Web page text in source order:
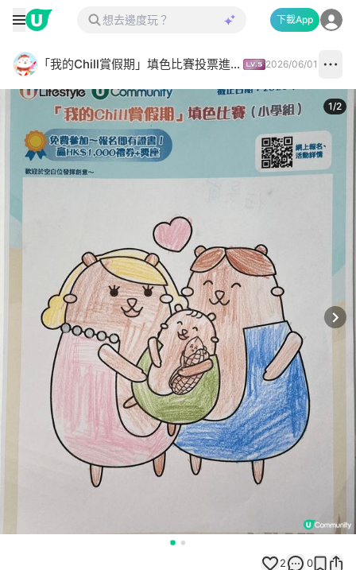
下載App
「我的Chill賞假期」填色比賽投票進行中✅ 2026/06/01
1/2
2 0